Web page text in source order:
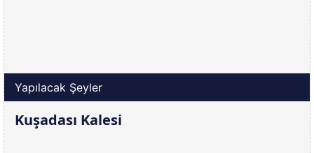
Yapılacak Şeyler
Kuşadası Kalesi